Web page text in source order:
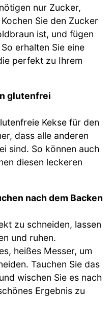
nur Zucker,
Sie den Zucker
ist, und fügen
erhalten Sie eine
perfekt zu Ihrem
glutenfrei
Kekse für den
dass alle anderen
sind. So können auch
diesen leckeren
nach dem Backen
zu schneiden, lassen
und ruhen.
heißes Messer, um
Tauchen Sie das
wischen Sie es nach
Ergebnis zu